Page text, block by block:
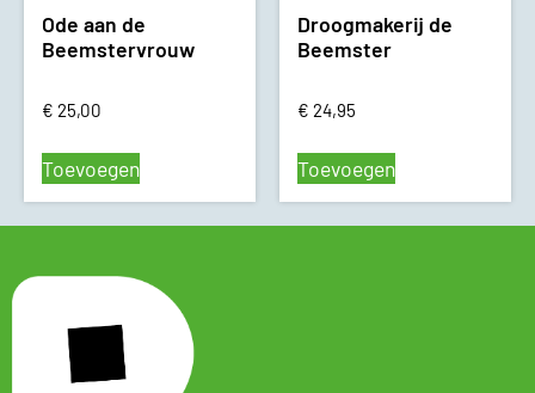
Ode aan de
Beemstervrouw
€ 25,00
Toevoegen
Droogmakerij de
Beemster
€ 24,95
Toevoegen